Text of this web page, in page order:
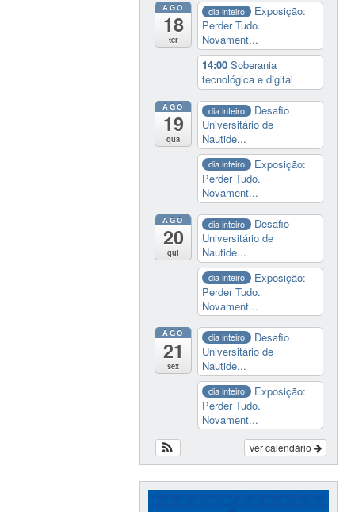
AGO
18
ter
dia inteiro
Exposição:
Perder Tudo.
Novament...
14:00Soberania
tecnológica e digital
AGO
19
qua
dia inteiro
Desafio
Universitário de
Nautide...
dia inteiro
Exposição:
Perder Tudo.
Novament...
AGO
20
qui
dia inteiro
Desafio
Universitário de
Nautide...
dia inteiro
Exposição:
Perder Tudo.
Novament...
AGO
21
sex
dia inteiro
Desafio
Universitário de
Nautide...
dia inteiro
Exposição:
Perder Tudo.
Novament...
Ver calendário